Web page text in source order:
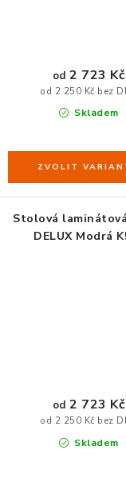
Skladem
od 2 250 Kč bez
od 2 723 Kč
Stolová
DELUX Modrá
Skladem
od 2 250 Kč bez
od 2 723 Kč